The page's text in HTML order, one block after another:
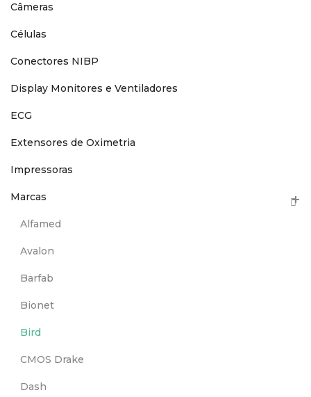
Câmeras
Células
Conectores NIBP
Display Monitores e Ventiladores
ECG
Extensores de Oximetria
Impressoras
Marcas
Alfamed
Avalon
Barfab
Bionet
Bird
CMOS Drake
Dash